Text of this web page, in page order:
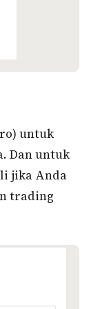
untuk
Dan untuk
jika Anda
trading